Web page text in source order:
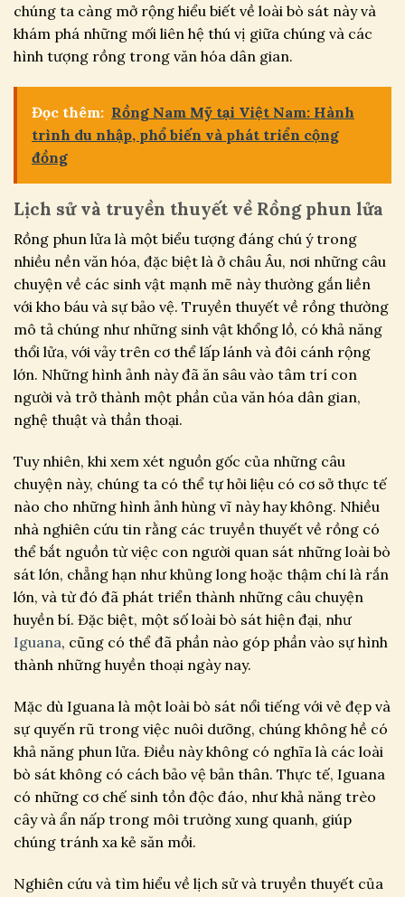
chúng ta càng mở rộng hiểu biết về loài bò sát này và
khám phá những mối liên hệ thú vị giữa chúng và các
hình tượng rồng trong văn hóa dân gian.
Đọc thêm: Rồng Nam Mỹ tại Việt Nam: Hành
trình du nhập, phổ biến và phát triển cộng
đồng
Lịch sử và truyền thuyết về Rồng phun lửa
Rồng phun lửa là một biểu tượng đáng chú ý trong
nhiều nền văn hóa, đặc biệt là ở châu Âu, nơi những câu
chuyện về các sinh vật mạnh mẽ này thường gắn liền
với kho báu và sự bảo vệ. Truyền thuyết về rồng thường
mô tả chúng như những sinh vật khổng lồ, có khả năng
thổi lửa, với vảy trên cơ thể lấp lánh và đôi cánh rộng
lớn. Những hình ảnh này đã ăn sâu vào tâm trí con
người và trở thành một phần của văn hóa dân gian,
nghệ thuật và thần thoại.
Tuy nhiên, khi xem xét nguồn gốc của những câu
chuyện này, chúng ta có thể tự hỏi liệu có cơ sở thực tế
nào cho những hình ảnh hùng vĩ này hay không. Nhiều
nhà nghiên cứu tin rằng các truyền thuyết về rồng có
thể bắt nguồn từ việc con người quan sát những loài bò
sát lớn, chẳng hạn như khủng long hoặc thậm chí là rắn
lớn, và từ đó đã phát triển thành những câu chuyện
huyền bí. Đặc biệt, một số loài bò sát hiện đại, như
Iguana, cũng có thể đã phần nào góp phần vào sự hình
thành những huyền thoại ngày nay.
Mặc dù Iguana là một loài bò sát nổi tiếng với vẻ đẹp và
sự quyến rũ trong việc nuôi dưỡng, chúng không hề có
khả năng phun lửa. Điều này không có nghĩa là các loài
bò sát không có cách bảo vệ bản thân. Thực tế, Iguana
có những cơ chế sinh tồn độc đáo, như khả năng trèo
cây và ẩn nấp trong môi trường xung quanh, giúp
chúng tránh xa kẻ săn mồi.
Nghiên cứu và tìm hiểu về lịch sử và truyền thuyết của